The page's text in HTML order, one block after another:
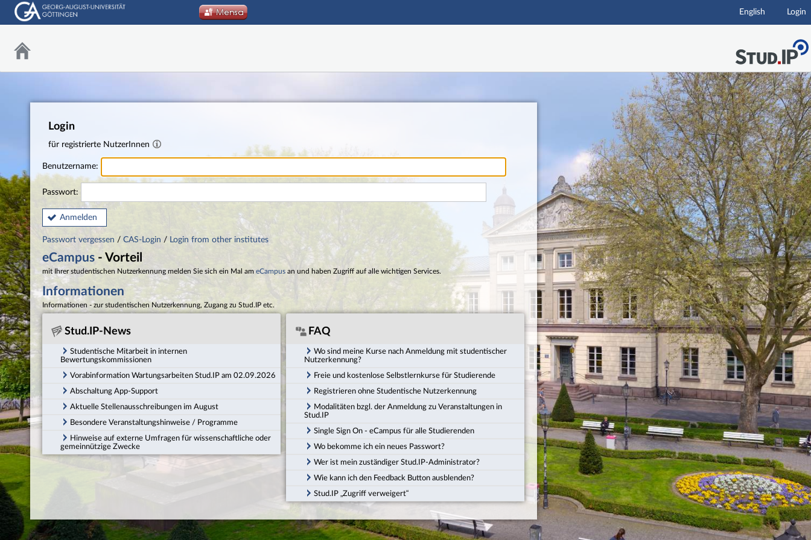
Hauptnavigation
English Login
Login
für registrierte NutzerInnen
Benutzername:
Passwort:
Anmelden
Passwort vergessen / CAS-Login / Login from other institutes
eCampus - Vorteil
mit Ihrer studentischen Nutzerkennung melden Sie sich ein Mal am eCampus an und haben Zugriff auf alle wichtigen Services.
Informationen
Informationen - zur studentischen Nutzerkennung, Zugang zu Stud.IP etc.
Stud.IP-News
Studentische Mitarbeit in internen
Bewertungskommissionen
Vorabinformation Wartungsarbeiten Stud.IP am 02.09.2026
Abschaltung App-Support
Aktuelle Stellenausschreibungen im August
Besondere Veranstaltungshinweise / Programme
Hinweise auf externe Umfragen für wissenschaftliche oder
gemeinnützige Zwecke
FAQ
Wo sind meine Kurse nach Anmeldung mit studentischer
Nutzerkennung?
Freie und kostenlose Selbstlernkurse für Studierende
Registrieren ohne Studentische Nutzerkennung
Modalitäten bzgl. der Anmeldung zu Veranstaltungen in
Stud.IP
Single Sign On - eCampus für alle Studierenden
Wo bekomme ich ein neues Passwort?
Wer ist mein zuständiger Stud.IP-Administrator?
Wie kann ich den Feedback Button ausblenden?
Stud.IP „Zugriff verweigert“